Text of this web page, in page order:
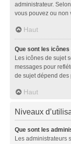
administrateur.
vous pouvez ou non
Haut
Que sont les icônes
Les icônes de sujet
messages pour
de sujet dépend des
Haut
Niveaux
Que sont les
Les administrateurs